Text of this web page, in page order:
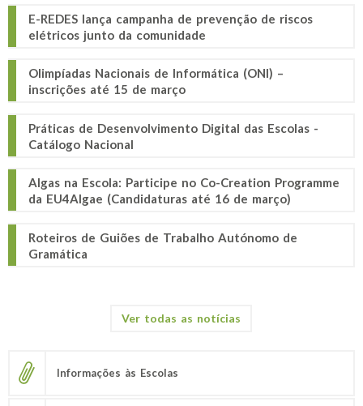
E-REDES lança campanha de prevenção de riscos
elétricos junto da comunidade
Olimpíadas Nacionais de Informática (ONI) –
inscrições até 15 de março
Práticas de Desenvolvimento Digital das Escolas -
Catálogo Nacional
Algas na Escola: Participe no Co-Creation Programme
da EU4Algae (Candidaturas até 16 de março)
Roteiros de Guiões de Trabalho Autónomo de
Gramática
Ver todas as notícias
Informações às Escolas